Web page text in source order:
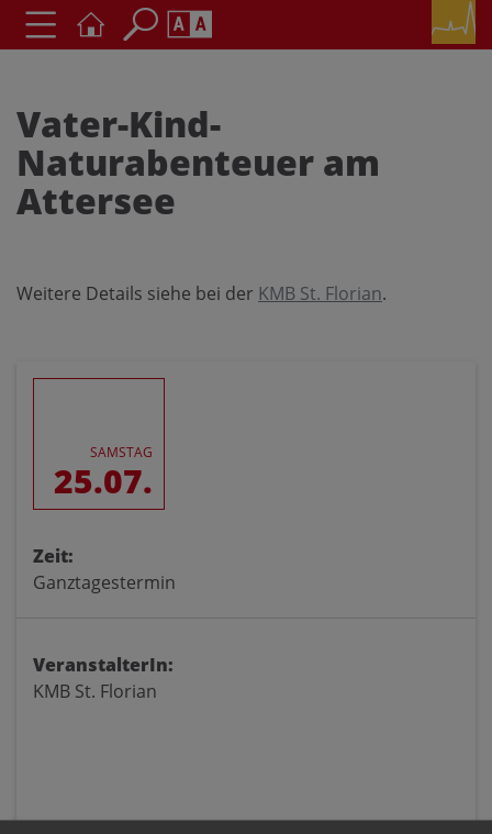
Schriftgröße
AAA
A A A A A
Vater-Kind-
Naturabenteuer am
Attersee
Weitere Details siehe bei der KMB St. Florian.
SAMSTAG
25.07.
Zeit:
Ganztagestermin
VeranstalterIn:
KMB St. Florian